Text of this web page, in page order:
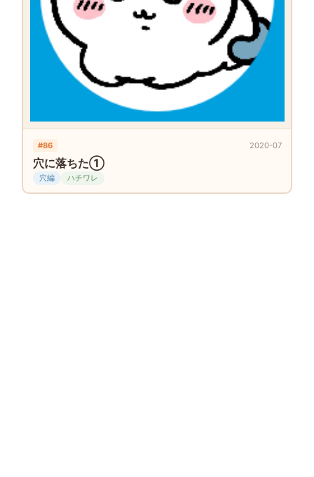
#86 2020-07
穴に落ちた①
穴編 ハチワレ